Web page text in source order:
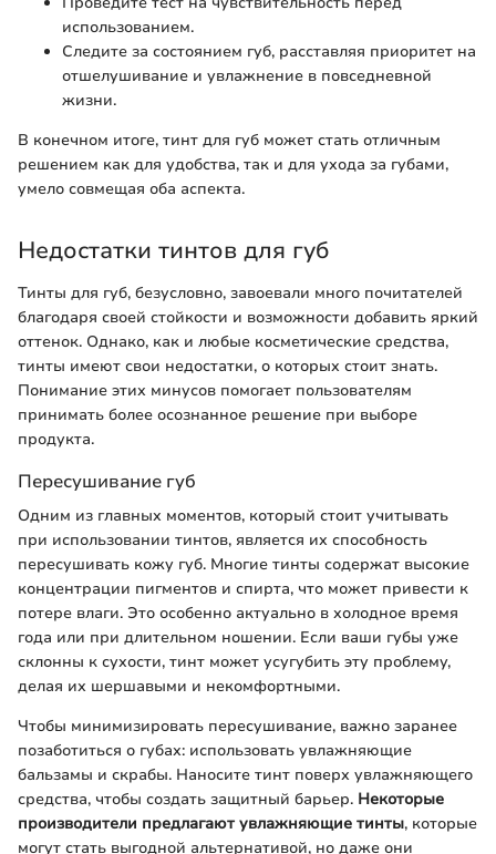
использованием.
Следите за состоянием губ, расставляя приоритет на
отшелушивание и увлажнение в повседневной
жизни.
В конечном итоге, тинт для губ может стать отличным
решением как для удобства, так и для ухода за губами,
умело совмещая оба аспекта.
Недостатки тинтов для губ
Тинты для губ, безусловно, завоевали много почитателей
благодаря своей стойкости и возможности добавить яркий
оттенок. Однако, как и любые косметические средства,
тинты имеют свои недостатки, о которых стоит знать.
Понимание этих минусов помогает пользователям
принимать более осознанное решение при выборе
продукта.
Пересушивание губ
Одним из главных моментов, который стоит учитывать
при использовании тинтов, является их способность
пересушивать кожу губ. Многие тинты содержат высокие
концентрации пигментов и спирта, что может привести к
потере влаги. Это особенно актуально в холодное время
года или при длительном ношении. Если ваши губы уже
склонны к сухости, тинт может усугубить эту проблему,
делая их шершавыми и некомфортными.
Чтобы минимизировать пересушивание, важно заранее
позаботиться о губах: использовать увлажняющие
бальзамы и скрабы. Наносите тинт поверх увлажняющего
средства, чтобы создать защитный барьер. Некоторые
производители предлагают увлажняющие тинты, которые
могут стать выгодной альтернативой, но даже они